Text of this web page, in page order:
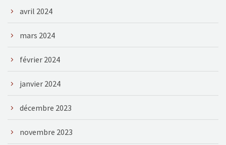
avril 2024
mars 2024
février 2024
janvier 2024
décembre 2023
novembre 2023